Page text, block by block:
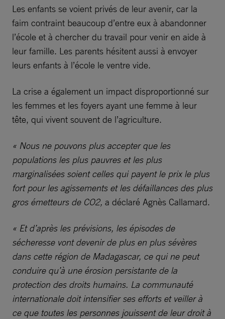
Les enfants se voient privés de leur avenir, car la
faim contraint beaucoup d’entre eux à abandonner
l’école et à chercher du travail pour venir en aide à
leur famille. Les parents hésitent aussi à envoyer
leurs enfants à l’école le ventre vide.
La crise a également un impact disproportionné sur
les femmes et les foyers ayant une femme à leur
tête, qui vivent souvent de l’agriculture.
« Nous ne pouvons plus accepter que les
populations les plus pauvres et les plus
marginalisées soient celles qui payent le prix le plus
fort pour les agissements et les défaillances des plus
gros émetteurs de CO2, a déclaré Agnès Callamard.
« Et d’après les prévisions, les épisodes de
sécheresse vont devenir de plus en plus sévères
dans cette région de Madagascar, ce qui ne peut
conduire qu’à une érosion persistante de la
protection des droits humains. La communauté
internationale doit intensifier ses efforts et veiller à
ce que toutes les personnes jouissent de leur droit à